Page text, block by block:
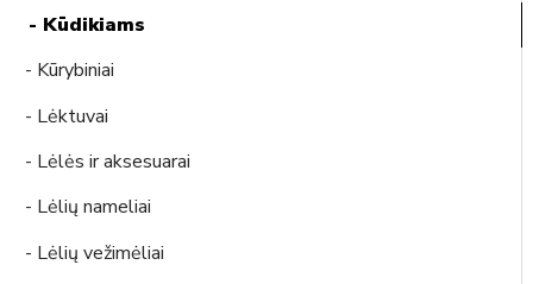
- Kūdikiams
- Kūrybiniai
- Lėktuvai
- Lėlės ir aksesuarai
- Lėlių nameliai
- Lėlių vežimėliai